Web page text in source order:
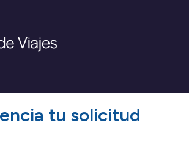
tu solicitud